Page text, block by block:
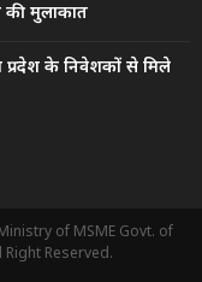
की मुलाकात
प्रदेश के निवेशकों से मिले
of MSME Govt. of
Reserved.